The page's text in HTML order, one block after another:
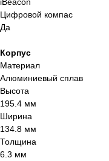
Цифровой компас
Да
Корпус
Материал
Алюминиевый сплав
Высота
195.4 мм
Ширина
134.8 мм
Толщина
6.3 мм
нужна помощь?